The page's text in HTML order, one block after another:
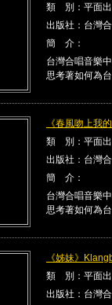
類 別：平面
出版社：台灣
簡 介：
台灣合唱音樂
思考著如何為
《春風吻上我
類 別：平面
出版社：台灣
簡 介：
台灣合唱音樂
思考著如何為
《姊妹》
類 別：平面
出版社：台灣